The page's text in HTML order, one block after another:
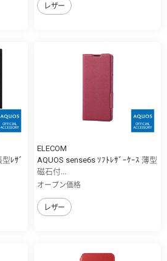
レザー
ﾚｻﾞ
ELECOM
AQUOS sense6s ｿﾌﾄﾚｻﾞｰｹｰｽ 薄型
磁石付...
オープン価格
レザー